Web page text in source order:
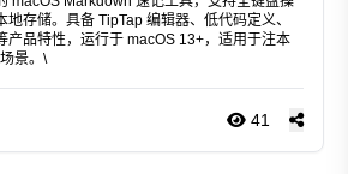
存储。具备 TipTap 编辑器、低代码定义、
产品特性，运行于 macOS 13+，适用于注本
景。\
41